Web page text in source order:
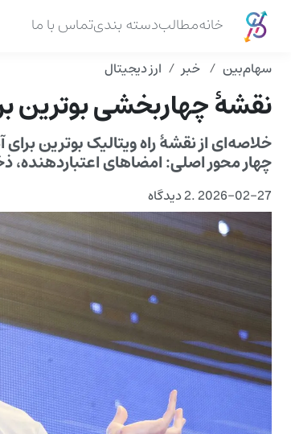
خانهمطالبدسته بندیتماس با ما
سهام‌بین خبر ارز دیجیتال
نقشهٔ چهاربخشی بوترین
خلاصه‌ای از نقشهٔ راه ویتالیک بوترین
چهار محور اصلی: امضاهای
2026-02-27
.2 دیدگاه